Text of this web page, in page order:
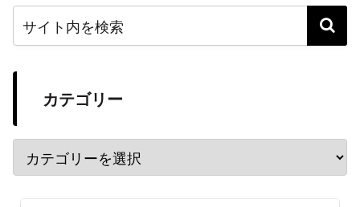
カテゴリー